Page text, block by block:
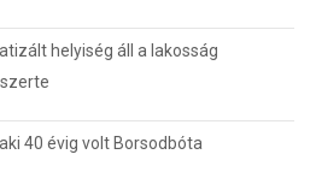
helyiség áll a lakosság
40 évig volt Borsodbóta